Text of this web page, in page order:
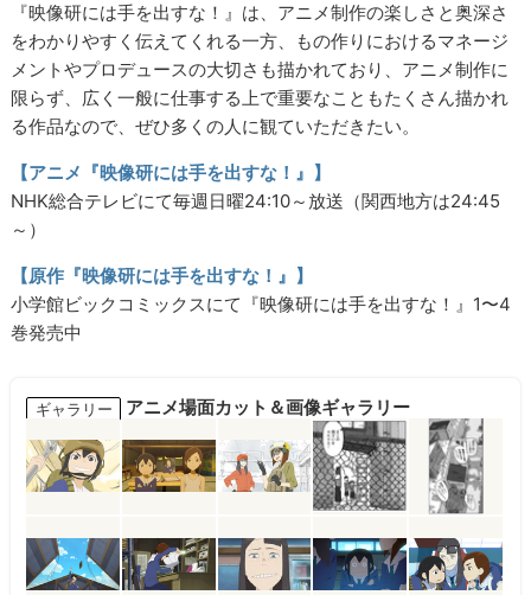
『映像研には手を出すな！』は、アニメ制作の楽しさと奥深さ
をわかりやすく伝えてくれる一方、もの作りにおけるマネージ
メントやプロデュースの大切さも描かれており、アニメ制作に
限らず、広く一般に仕事する上で重要なこともたくさん描かれ
る作品なので、ぜひ多くの人に観ていただきたい。
【アニメ『映像研には手を出すな！』】
NHK総合テレビにて毎週日曜24:10～放送（関西地方は24:45
～）
【原作『映像研には手を出すな！』】
小学館ビックコミックスにて『映像研には手を出すな！』1〜4
巻発売中
ギャラリー アニメ場面カット＆画像ギャラリー